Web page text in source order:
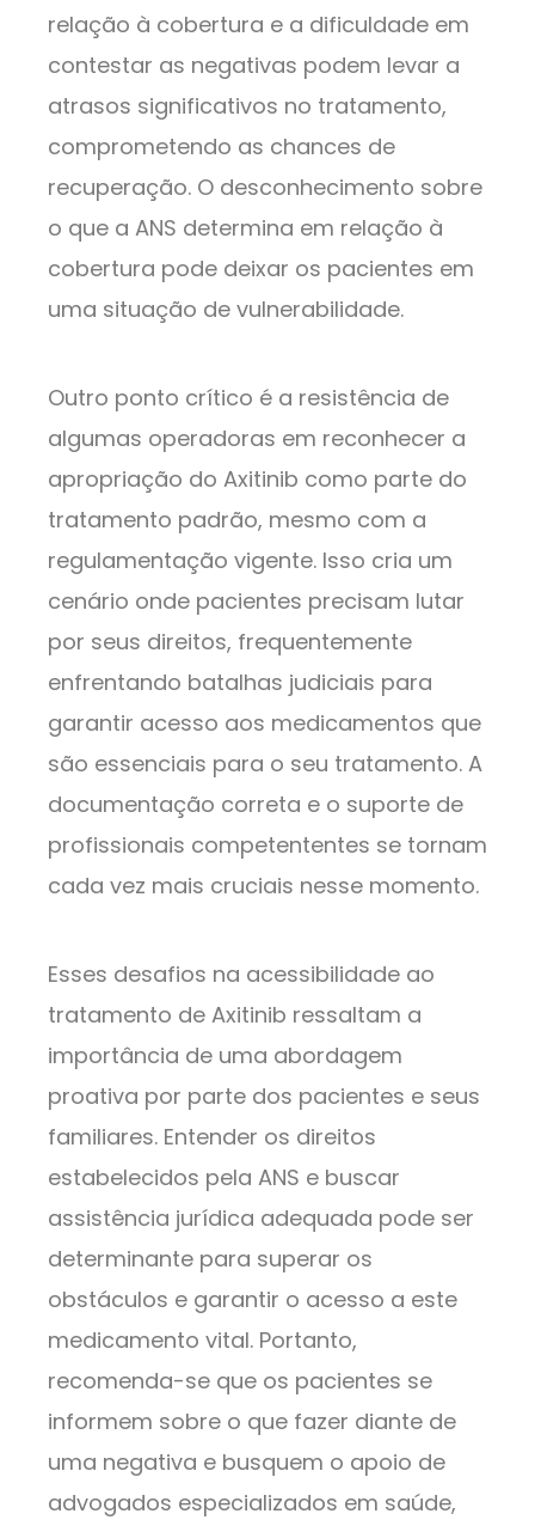
relação à cobertura e a dificuldade em
contestar as negativas podem levar a
atrasos significativos no tratamento,
comprometendo as chances de
recuperação. O desconhecimento sobre
o que a ANS determina em relação à
cobertura pode deixar os pacientes em
uma situação de vulnerabilidade.
Outro ponto crítico é a resistência de
algumas operadoras em reconhecer a
apropriação do Axitinib como parte do
tratamento padrão, mesmo com a
regulamentação vigente. Isso cria um
cenário onde pacientes precisam lutar
por seus direitos, frequentemente
enfrentando batalhas judiciais para
garantir acesso aos medicamentos que
são essenciais para o seu tratamento. A
documentação correta e o suporte de
profissionais competententes se tornam
cada vez mais cruciais nesse momento.
Esses desafios na acessibilidade ao
tratamento de Axitinib ressaltam a
importância de uma abordagem
proativa por parte dos pacientes e seus
familiares. Entender os direitos
estabelecidos pela ANS e buscar
assistência jurídica adequada pode ser
determinante para superar os
obstáculos e garantir o acesso a este
medicamento vital. Portanto,
recomenda-se que os pacientes se
informem sobre o que fazer diante de
uma negativa e busquem o apoio de
advogados especializados em saúde,